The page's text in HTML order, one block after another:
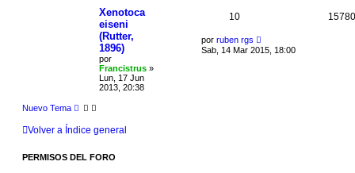
Xenotoca
eiseni
(Rutter,
1896)
por
Francistrus »
Lun, 17 Jun
2013, 20:38
10 15780
por ruben rgs
Sab, 14 Mar 2015, 18:00
Nuevo Tema
Volver a Índice general
PERMISOS DEL FORO